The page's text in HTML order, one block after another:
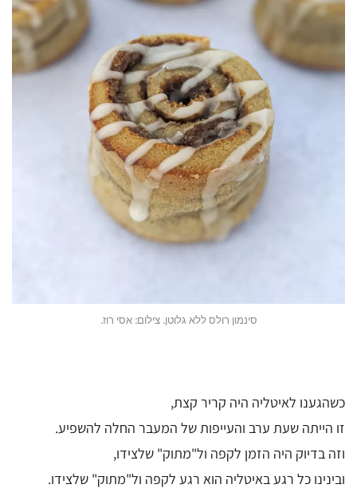
סינמון רולס ללא גלוטן. צילום: אסי רוז.
כשהגענו לאיטליה היה קריר קצת,
זו הייתה שעת ערב והעייפות של המעבר החלה להשפיע.
וזה בדיוק היה הזמן לקפה ול"מתוק" שלצידו,
ובינינו כל רגע באיטליה הוא רגע לקפה ול"מתוק" שלצידו.